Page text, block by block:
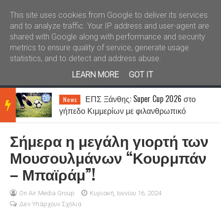
Καλώς ήλθατε Kral News
BRE
AKIN
NEW
News
ΕΠΣ Ξάνθης: Super Cup 2026 στο
γήπεδο Κιμμερίων με φιλανθρωπικό
Σήμερα η μεγάλη γιορτή των
Μουσουλμάνων “Κουρμπάν
– Μπαϊράμ”!
On Air Media Group
Κυριακή, Ιουνίου 16, 2024
Δεν Υπάρχουν Σχόλια
This site uses cookies from Google to deliver its services
and to analyze traffic. Your IP address and user-agent are
shared with Google along with performance and security
metrics to ensure quality of service, generate usage
statistics, and to detect and address abuse.
LEARN MORE
GOT IT